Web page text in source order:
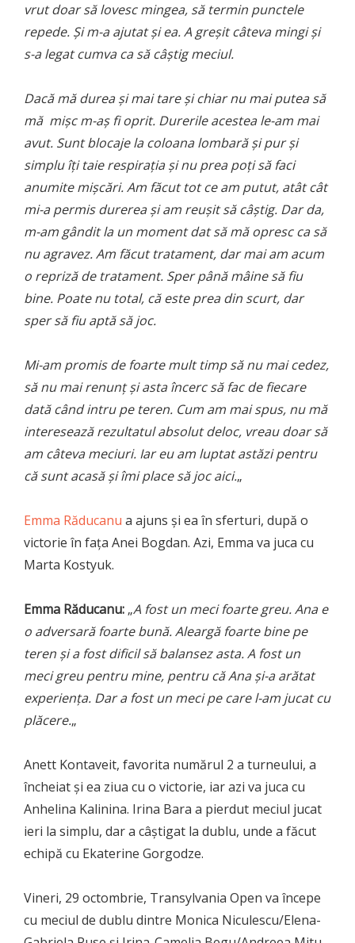
vrut doar să lovesc mingea, să termin punctele
repede. Și m-a ajutat și ea. A greșit câteva mingi și
s-a legat cumva ca să câștig meciul.
Dacă mă durea și mai tare și chiar nu mai putea să
mă mișc m-aș fi oprit. Durerile acestea le-am mai
avut. Sunt blocaje la coloana lombară și pur și
simplu îți taie respirația și nu prea poți să faci
anumite mișcări. Am făcut tot ce am putut, atât cât
mi-a permis durerea și am reușit să câștig. Dar da,
m-am gândit la un moment dat să mă opresc ca să
nu agravez. Am făcut tratament, dar mai am acum
o repriză de tratament. Sper până mâine să fiu
bine. Poate nu total, că este prea din scurt, dar
sper să fiu aptă să joc.
Mi-am promis de foarte mult timp să nu mai cedez,
să nu mai renunț și asta încerc să fac de fiecare
dată când intru pe teren. Cum am mai spus, nu mă
interesează rezultatul absolut deloc, vreau doar să
am câteva meciuri. Iar eu am luptat astăzi pentru
că sunt acasă și îmi place să joc aici.„
Emma Răducanu a ajuns și ea în sferturi, după o
victorie în fața Anei Bogdan. Azi, Emma va juca cu
Marta Kostyuk.
Emma Răducanu: „A fost un meci foarte greu. Ana e
o adversară foarte bună. Aleargă foarte bine pe
teren și a fost dificil să balansez asta. A fost un
meci greu pentru mine, pentru că Ana și-a arătat
experiența. Dar a fost un meci pe care l-am jucat cu
plăcere.„
Anett Kontaveit, favorita numărul 2 a turneului, a
încheiat și ea ziua cu o victorie, iar azi va juca cu
Anhelina Kalinina. Irina Bara a pierdut meciul jucat
ieri la simplu, dar a câștigat la dublu, unde a făcut
echipă cu Ekaterine Gorgodze.
Vineri, 29 octombrie, Transylvania Open va începe
cu meciul de dublu dintre Monica Niculescu/Elena-